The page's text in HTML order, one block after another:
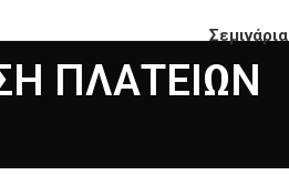
Σεμινάρια
ΠΛΑΤΕΙΩΝ